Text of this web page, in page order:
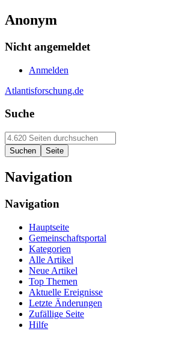
Anonym
Nicht angemeldet
Anmelden
Atlantisforschung.de
Suche
Navigation
Navigation
Hauptseite
Gemeinschaftsportal
Kategorien
Alle Artikel
Neue Artikel
Top Themen
Aktuelle Ereignisse
Letzte Änderungen
Zufällige Seite
Hilfe